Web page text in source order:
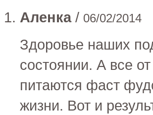
Аленка/ 06/02/2014
Здоровье наших
состоянии. А все
питаются фаст
жизни. Вот и